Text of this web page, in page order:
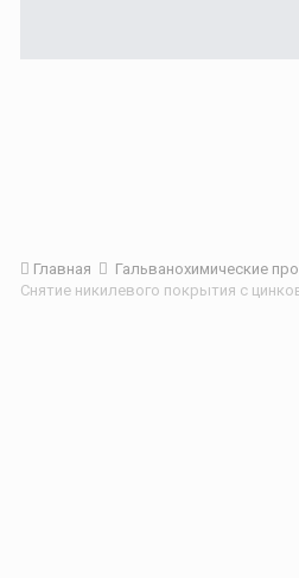
Главная Гальванохимические
Снятие никилевого покрытия с